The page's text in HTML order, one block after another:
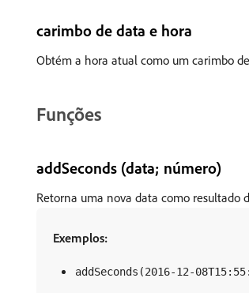
carimbo de data e hora
Obtém a hora atual como um carimbo
Funções
addSeconds (data; número)
Retorna uma nova data como resultado
Exemplos:
addSeconds(2016-12-